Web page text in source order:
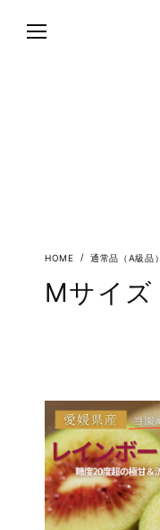
通常品（A級品）
Mサイズ